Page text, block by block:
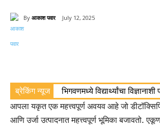
By आकाश पवार July 12, 2025
ब्रेकिंग न्यूज भिगवणमध्ये विद्यार्थ्यांचा
आपला यकृत एक महत्त्वपूर्ण अवयव आहे जो
आणि उर्जा उत्पादनात महत्त्वपूर्ण भूमिका बजावतो.